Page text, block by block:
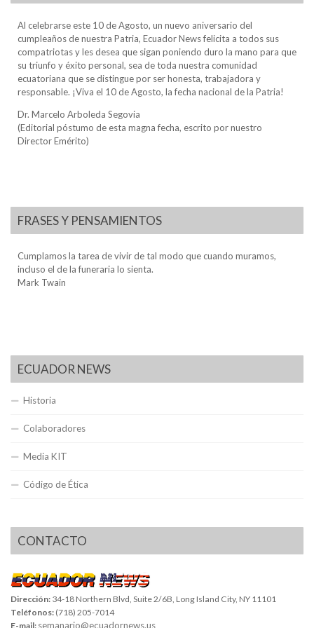
Al celebrarse este 10 de Agosto, un nuevo aniversario del
cumpleaños de nuestra Patria, Ecuador News felicita a todos sus
compatriotas y les desea que sigan poniendo duro la mano para que
su triunfo y éxito personal, sea de toda nuestra comunidad
ecuatoriana que se distingue por ser honesta, trabajadora y
responsable. ¡Viva el 10 de Agosto, la fecha nacional de la Patria!
Dr. Marcelo Arboleda Segovia
(Editorial póstumo de esta magna fecha, escrito por nuestro
Director Emérito)
FRASES Y PENSAMIENTOS
Cumplamos la tarea de vivir de tal modo que cuando muramos,
incluso el de la funeraria lo sienta.
Mark Twain
ECUADOR NEWS
Historia
Colaboradores
Media KIT
Código de Ética
CONTACTO
Dirección: 34-18 Northern Blvd, Suite 2/6B, Long Island City, NY 11101
Teléfonos: (718) 205-7014
E-mail: semanario@ecuadornews.us